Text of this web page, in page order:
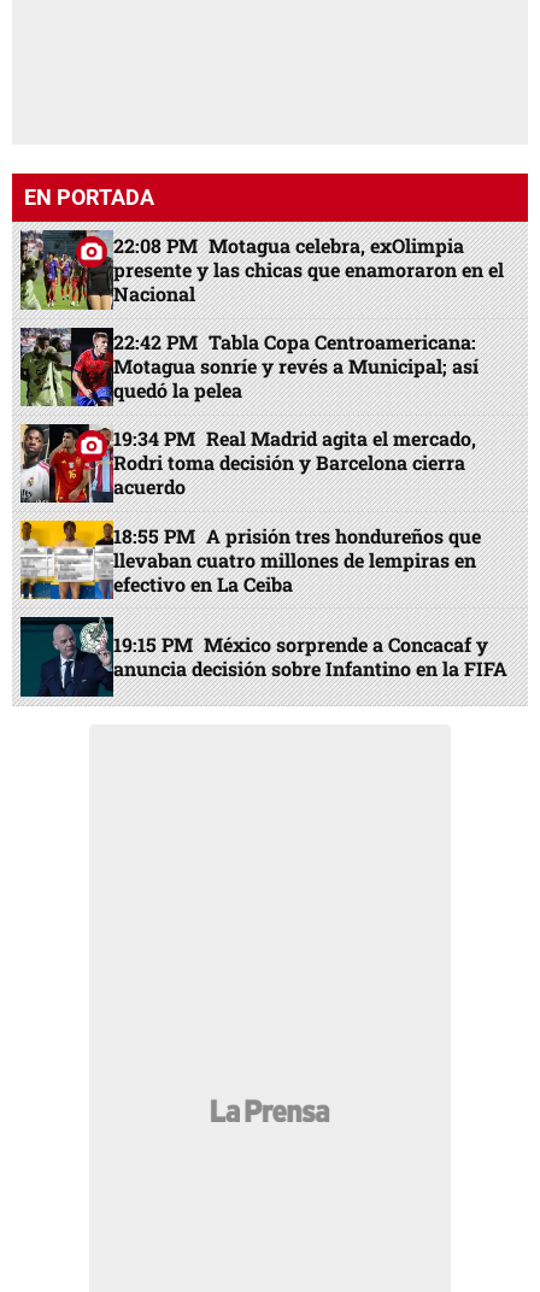
EN PORTADA
22:08 PM Motagua celebra, exOlimpia
presente y las chicas que enamoraron en el
Nacional
22:42 PM Tabla Copa Centroamericana:
Motagua sonríe y revés a Municipal; así
quedó la pelea
19:34 PM Real Madrid agita el mercado,
Rodri toma decisión y Barcelona cierra
acuerdo
18:55 PM A prisión tres hondureños que
llevaban cuatro millones de lempiras en
efectivo en La Ceiba
19:15 PM México sorprende a Concacaf y
anuncia decisión sobre Infantino en la FIFA